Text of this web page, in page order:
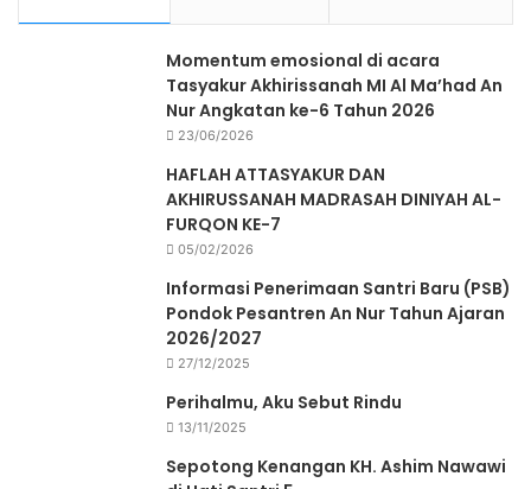
Momentum emosional di acara
Tasyakur Akhirissanah MI Al Ma’had An
Nur Angkatan ke-6 Tahun 2026
23/06/2026
HAFLAH ATTASYAKUR DAN
AKHIRUSSANAH MADRASAH DINIYAH AL-
FURQON KE-7
05/02/2026
Informasi Penerimaan Santri Baru (PSB)
Pondok Pesantren An Nur Tahun Ajaran
2026/2027
27/12/2025
Perihalmu, Aku Sebut Rindu
13/11/2025
Sepotong Kenangan KH. Ashim Nawawi